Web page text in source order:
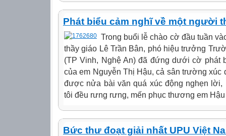
Phát biểu cảm nghĩ về một người
Trong buổi lễ chào cờ đầu tuần
thầy giáo Lê Trần Bân, phó hiệu trưởng
(TP Vinh, Nghệ An) đã đứng dưới cờ phát
của em Nguyễn Thị Hậu, cả sân trường xúc
được nửa bài văn quá xúc động nghẹn lời,
tôi đều rưng rưng, mến phục thương em
Bức thư đoạt giải nhất UPU Việt